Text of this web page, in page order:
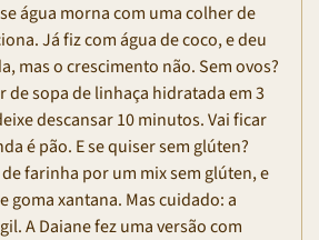
água morna com uma colher de
Já fiz com água de coco, e deu
mas o crescimento não. Sem ovos?
de sopa de linhaça hidratada em 3
descansar 10 minutos. Vai ficar
é pão. E se quiser sem glúten?
farinha por um mix sem glúten, e
goma xantana. Mas cuidado: a
A Daiane fez uma versão com